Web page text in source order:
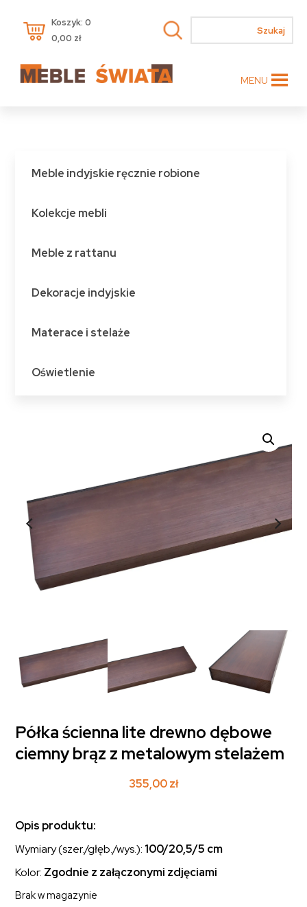
Koszyk: 0
0,00 zł
MENU
Meble indyjskie ręcznie robione
Kolekcje mebli
Meble z rattanu
Dekoracje indyjskie
Materace i stelaże
Oświetlenie
Półka ścienna lite drewno dębowe
ciemny brąz z metalowym stelażem
355,00zł
Opis produktu:
Wymiary (szer./głęb./wys.): 100/20,5/5 cm
Kolor: Zgodnie z załączonymi zdjęciami
Brak w magazynie